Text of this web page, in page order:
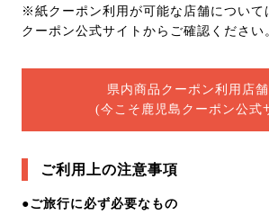
※紙クーポン利用が可能な店舗について
クーポン公式サイトからご確認ください
県内商品クーポン利用店
(今こそ鹿児島クーポン公式
ご利用上の注意事項
●ご旅行に必ず必要なもの